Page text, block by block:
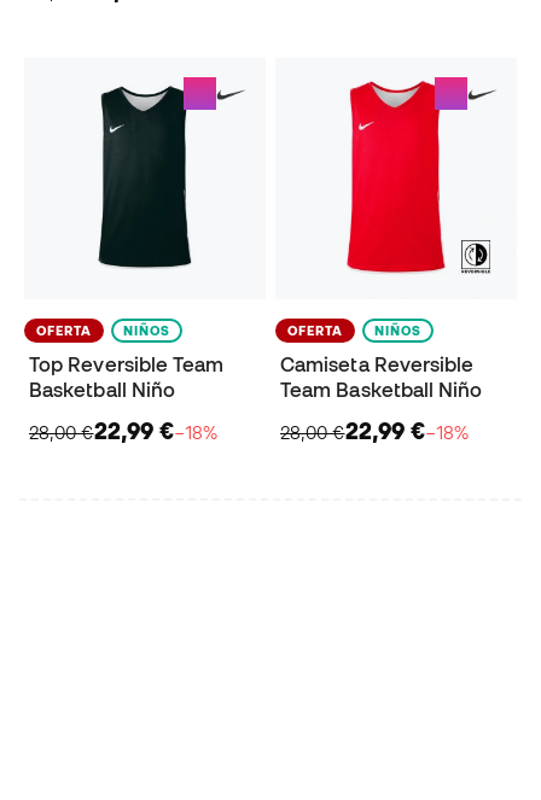
OFERTA NIÑOS
Top Reversible Team
Basketball Niño
28,00 €22,99 €−18%
OFERTA NIÑOS
Camiseta Reversible
Team Basketball Niño
28,00 €22,99 €−18%